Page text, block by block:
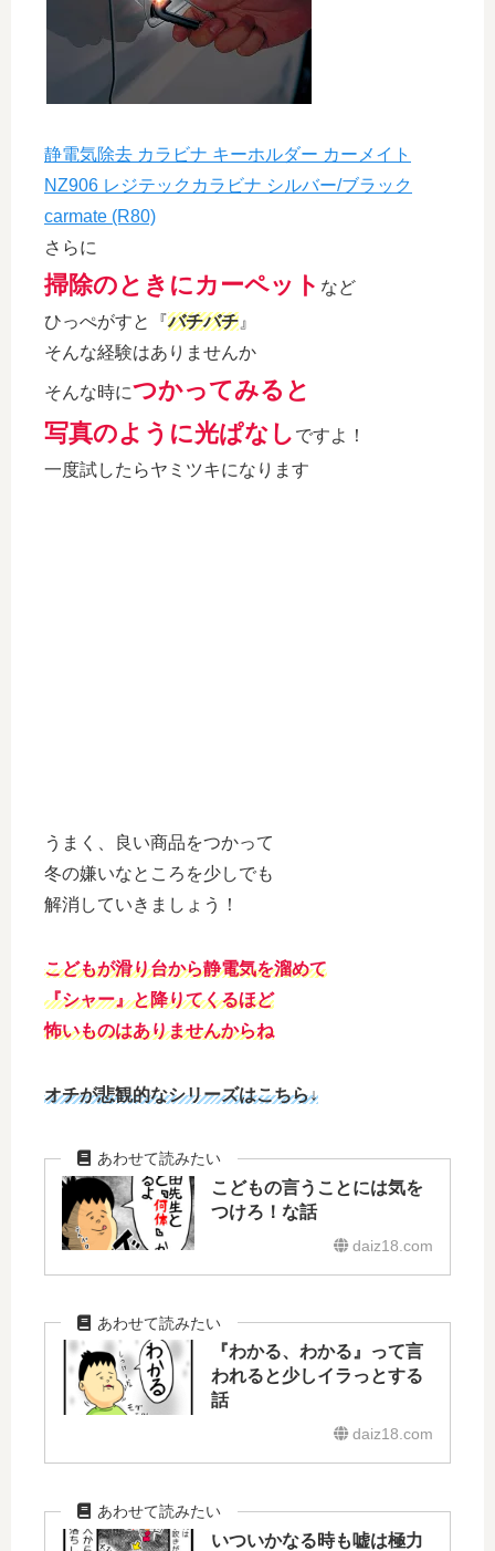
静電気除去 カラビナ キーホルダー カーメイト
NZ906 レジテックカラビナ シルバー/ブラック
carmate (R80)
さらに
掃除のときにカーペット など
ひっぺがすと『バチバチ 』
そんな経験はありませんか
そんな時につかってみると
写真のように光ぱなし ですよ！
一度試したらヤミツキになります
うまく、良い商品をつかって
冬の嫌いなところを少しでも
解消していきましょう！
こどもが滑り台から静電気を溜めて
『シャー』と降りてくるほど
怖いものはありませんからね
オチが悲観的なシリーズはこちら↓
こどもの言うことには気を
つけろ！な話
daiz18.com
『わかる、わかる』って言
われると少しイラっとする
話
daiz18.com
いついかなる時も嘘は極力